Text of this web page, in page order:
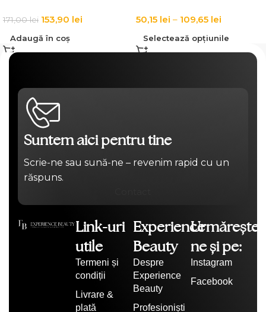
171,00lei 153,90 lei
Adaugă în coș
50,15 lei – 109,65 lei
Selectează opțiunile
Suntem aici pentru tine
Scrie-ne sau sună-ne – revenim rapid cu un
răspuns.
Link-uri
utile
Termeni și
condiții
Livrare &
plată
Experience
Beauty
Despre
Experience
Beauty
Profesioniști
Urmărește-
ne și pe:
Instagram
Facebook